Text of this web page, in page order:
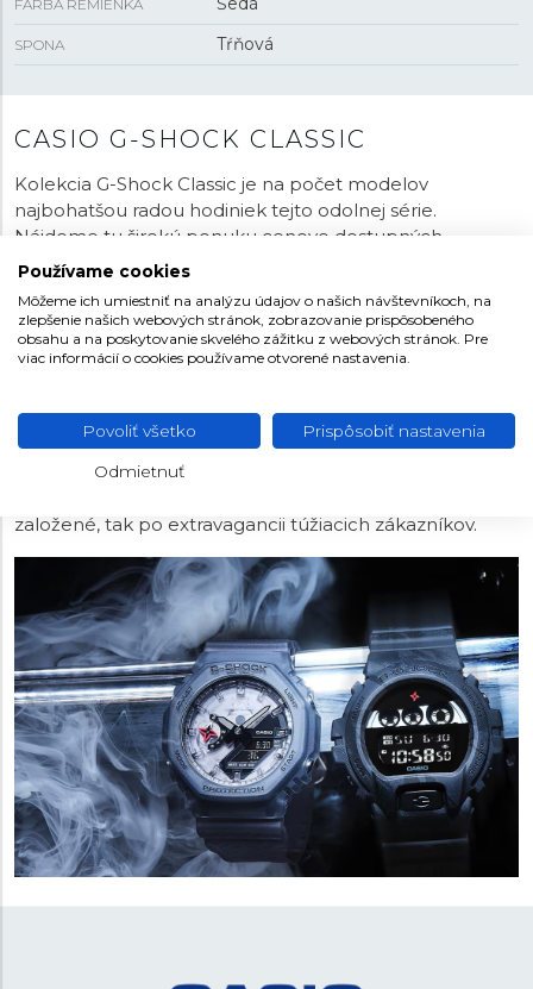
FARBA REMIENKA
SPONA Tŕňová
CASIO G-SHOCK CLASSIC
Kolekcia G-Shock Classic je na počet modelov
najbohatšou radou hodiniek tejto odolnej série.
Nájdeme tu širokú ponuku cenovo dostupných
modelov. Chrbticu tohto modelového radu tvoria
moderné hodinky s osemuholníkovým puzdrom
prezývané „Casioak“ pre svoju tvárovú podobnosť so
slavnými Audemars Piguet Royal Oak. Nájdeme tu aj
modely G-Lides obdľžnikovým puzdrom, kruhové
modelovej rade vyberať z niekoľkých veľkostí aj
materiálov, prevažujeepoxidová živica, ale nechýbajú
ani hodinky s kovovým puzdrom. Poteší aj bohatý výber
založené, tak po extravagancii túžiacich zákazníkov.
Používame cookies
Môžeme ich umiestniť na analýzu údajov o našich návštevníkoch, na
zlepšenie našich webových stránok, zobrazovanie prispôsobeného
obsahu a na poskytovanie skvelého zážitku z webových stránok. Pre
viac informácií o cookies používame otvorené nastavenia.
Povoliť všetko Prispôsobiť nastavenia
Odmietnuť